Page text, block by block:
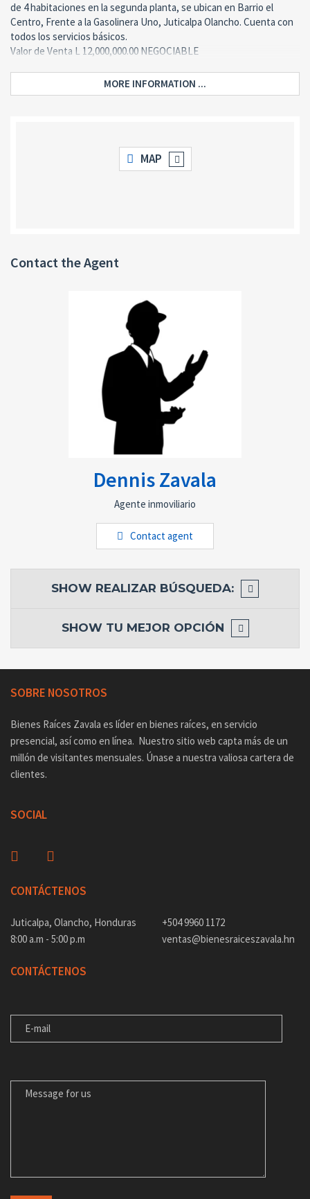
de 4 habitaciones en la segunda planta, se ubican en Barrio el
Centro, Frente a la Gasolinera Uno, Juticalpa Olancho. Cuenta con
todos los servicios básicos.
Valor de Venta L 12,000,000.00 NEGOCIABLE
MORE INFORMATION ...
MAP
Contact the Agent
Dennis Zavala
Agente inmoviliario
Contact agent
SHOW REALIZAR BÚSQUEDA:
SHOW TU MEJOR OPCIÓN
SOBRE NOSOTROS
Bienes Raíces Zavala es líder en bienes raíces, en servicio
presencial, así como en línea. Nuestro sitio web capta más de un
millón de visitantes mensuales. Únase a nuestra valiosa cartera de
clientes.
SOCIAL
CONTÁCTENOS
Juticalpa, Olancho, Honduras
8:00 a.m - 5:00 p.m
+504 9960 1172
ventas@bienesraiceszavala.hn
CONTÁCTENOS